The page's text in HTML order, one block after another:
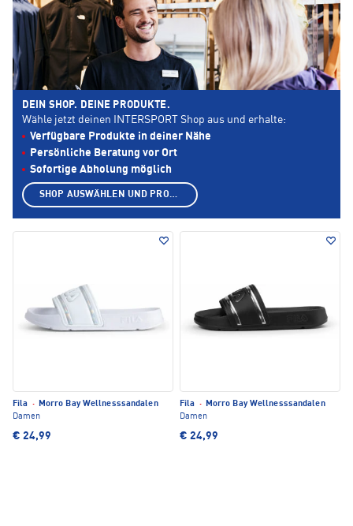
Fila · Morro Bay Wellnesssandalen
Damen
€ 24,99
Fila · Morro Bay Wellnesssandalen
Damen
€ 24,99
DEIN SHOP. DEINE PRODUKTE.
Wähle jetzt deinen INTERSPORT Shop aus und erhalte:
Verfügbare Produkte in deiner Nähe
Persönliche Beratung vor Ort
Sofortige Abholung möglich
SHOP AUSWÄHLEN UND PRODUKTE ANZEIGEN